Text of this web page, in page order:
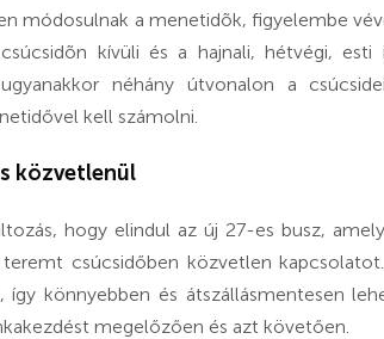
módosulnak a menetidõk, figyelembe
kívüli és a hajnali, hétvégi, esti
néhány útvonalon a
kell számolni.
közvetlenül
hogy elindul az új 27-es busz,
csúcsidőben közvetlen
így könnyebben és átszállásmentesen
megelőzően és azt követően.